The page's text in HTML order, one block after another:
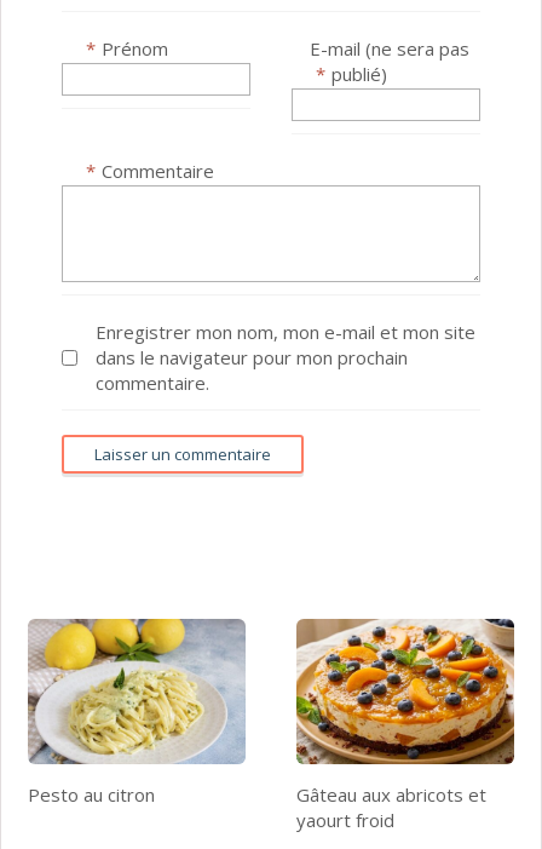
Commentaire
*
Prénom
*
E-mail (ne sera pas
publié)
*
Enregistrer mon nom, mon e-mail et mon site
dans le navigateur pour mon prochain
commentaire.
Pesto au citron
Gâteau aux abricots et
yaourt froid